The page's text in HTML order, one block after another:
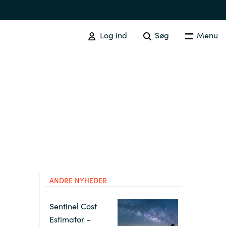
Log ind Søg Menu
Finland
ANDRE NYHEDER
Sentinel Cost
Estimator –